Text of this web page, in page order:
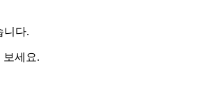
니다.
보세요.